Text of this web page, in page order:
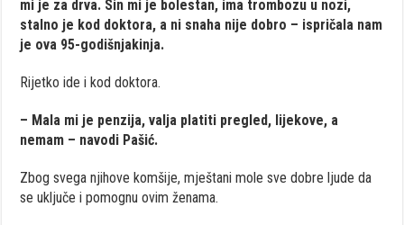
mi je za drva. Sin mi je bolestan, ima trombozu u nozi,
stalno je kod doktora, a ni snaha nije dobro – ispričala nam
je ova 95-godišnjakinja.
Rijetko ide i kod doktora.
– Mala mi je penzija, valja platiti pregled, lijekove, a
nemam – navodi Pašić.
Zbog svega njihove komšije, mještani mole sve dobre ljude da
se uključe i pomognu ovim ženama.